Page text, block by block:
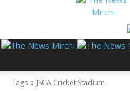
Tags JSCA Cricket Stadium